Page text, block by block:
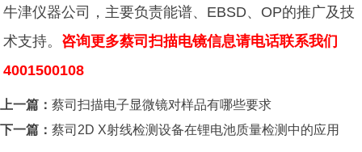
牛津仪器公司，主要负责能谱、EBSD、OP的推广及技
术支持。 咨询更多蔡司扫描电镜信息请电话联系我们
4001500108
上一篇： 蔡司扫描电子显微镜对样品有哪些要求
下一篇： 蔡司2D X射线检测设备在锂电池质量检测中的应用